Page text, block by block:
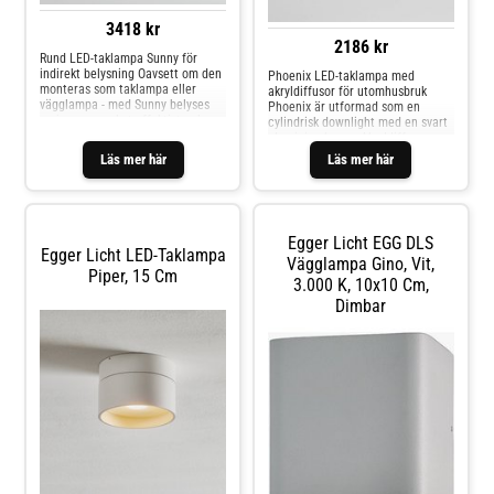
3418 kr
Läs mer här
Rund LED-taklampa Sunny för
indirekt belysning Oavsett om den
monteras som taklampa eller
vägglampa - med Sunny belyses
LED-lamporna har installerats i
det lilla, runda elementet på ett
sådant sätt att de bara avger sitt
rummet. Armaturen, som är
tillverkad av vit pressgjuten
aluminium, är utrustad med en
2186 kr
Läs mer här
Phoenix LED-taklampa med
akryldiffusor för utomhusbruk
Phoenix är utformad som en
cylindrisk downlight med en svart
aluminiumkropp. Akryldiffusorn
ger ett mjukt och diffust varmvitt
ljus som vid behov kan dimmas
externt. Tack vare den stänksäkra
separat - dimbar via fasdel -
kapslingsklass: IP54 - bra
färgåtergivning: CRI 90
Egger Licht LED-Taklampa
Piper, 15 Cm
Egger Licht EGG DLS
Vägglampa Gino, Vit,
3.000 K, 10x10 Cm,
Dimbar